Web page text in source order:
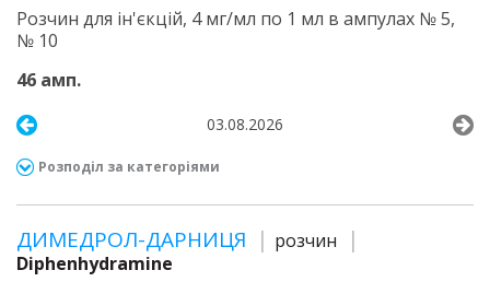
Розчин для ін'єкцій, 4 мг/мл по 1 мл в ампулах № 5,
№ 10
46 амп.
03.08.2026
Розподіл за категоріями
ДИМЕДРОЛ-ДАРНИЦЯ
розчин
Diphenhydramine